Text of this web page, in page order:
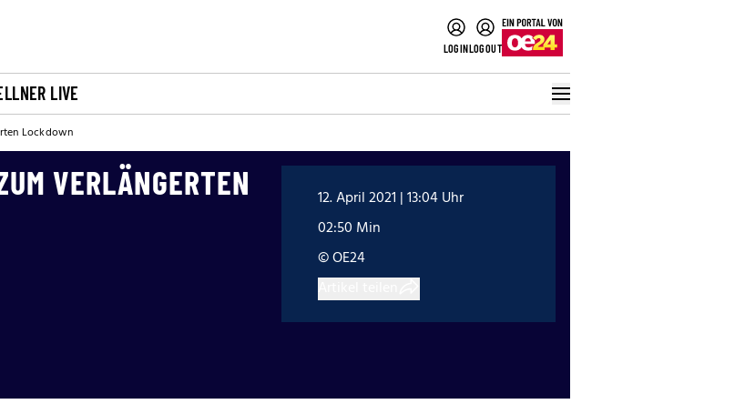
LOGINLOGOUT
LIVE
Lockdown
VERLÄNGERTEN
12. April 2021 | 13:04 Uhr
02:50 Min
© OE24